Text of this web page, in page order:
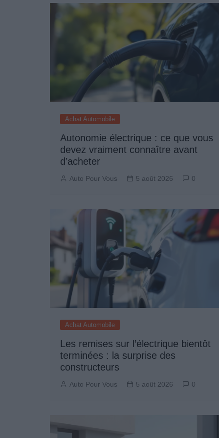
l’article
Achat Automobile
Autonomie électrique : ce que vous
devez vraiment connaître avant
d’acheter
Auto Pour Vous 5 août 2026 0
Achat Automobile
Les remises sur l’électrique bientôt
terminées : la surprise des
constructeurs
Auto Pour Vous 5 août 2026 0